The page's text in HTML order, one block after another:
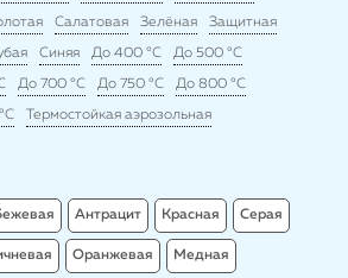
Салатовая Зелёная Защитная
Синяя До 400 °C До 500 °C
До 700 °C До 750 °C До 800 °C
Термостойкая аэрозольная
Антрацит Красная Серая
Оранжевая Медная